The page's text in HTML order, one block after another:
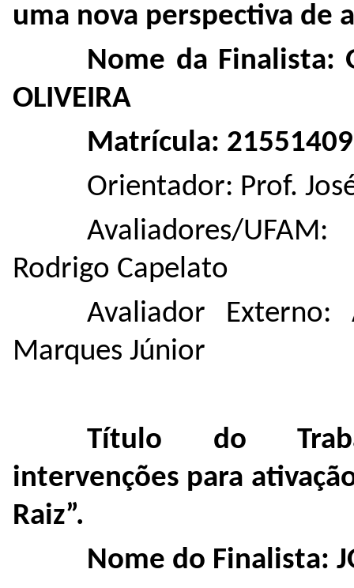
uma nova perspectiva de
Nome da Finalista:
OLIVEIRA
Matrícula: 21551409
Orientador: Prof.
Avaliadores/
Rodrigo Capelato
Avaliador
Marques Júnior
Título do
intervenções para
Raiz”.
Nome do Finalista: